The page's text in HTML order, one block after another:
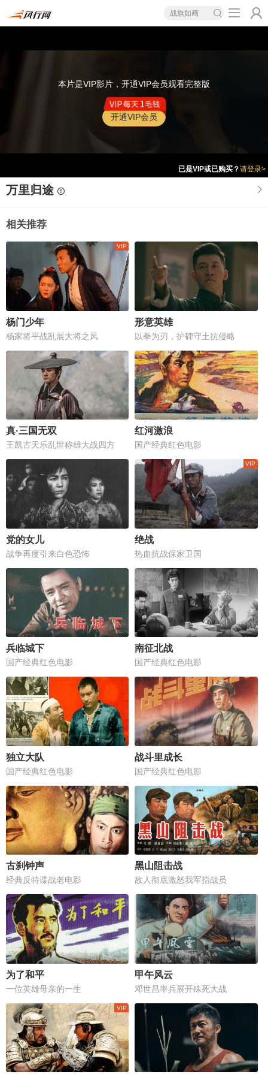
战旗如画
本片是VIP影片，开通VIP会员观看完整版
开通VIP会员
已是VIP或已购买？请登录>
万里归途
相关推荐
杨门少年
杨家将平战乱展大将之风
形意英雄
以拳为刃，护碑守土抗侵略
真·三国无双
王凯古天乐乱世称雄大战四方
红河激浪
国产经典红色电影
党的女儿
战争再度引来白色恐怖
绝战
热血抗战保家卫国
兵临城下
国产经典红色电影
南征北战
国产经典红色电影
独立大队
国产经典红色电影
战斗里成长
国产经典红色电影
古刹钟声
经典反特谍战老电影
黑山阻击战
敌人彻底激怒我军指战员
为了和平
一位英雄母亲的一生
甲午风云
邓世昌率兵展开殊死大战